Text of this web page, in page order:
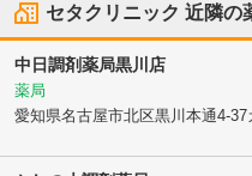
セタクリニック 近隣の
中日調剤薬局黒川店
薬局
愛知県名古屋市北区黒川本通4-